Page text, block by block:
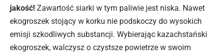
jakość! Zawartość siarki w tym paliwie jest niska. Nawet
ekogroszek stojący w korku nie podskoczy do wysokich
emisji szkodliwych substancji. Wybierając kazachstański
ekogroszek, walczysz o czystsze powietrze w swoim